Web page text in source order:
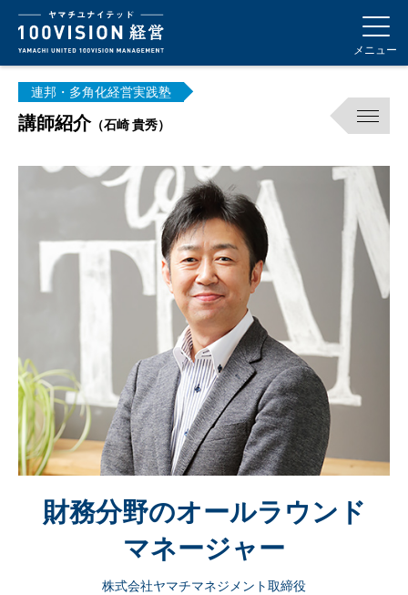
メニュー
連邦・多角化経営実践塾
講師紹介（石崎 貴秀）
財務分野のオールラウンド
マネージャー
株式会社ヤマチマネジメント取締役